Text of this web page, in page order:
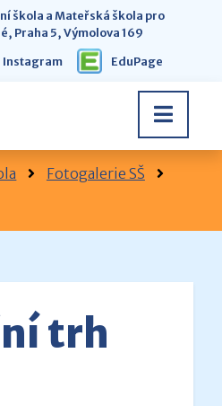
Instagram EduPage
škola a Mateřská škola pro
Praha 5, Výmolova 169
Fotogalerie SŠ
trh